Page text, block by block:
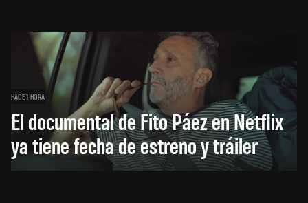
HACE 1 HORA
El documental de Fito Páez en Netflix
ya tiene fecha de estreno y tráiler